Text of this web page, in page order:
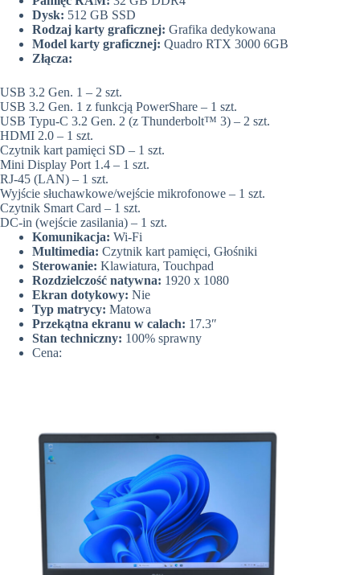
Dysk: 512 GB SSD
Rodzaj karty graficznej: Grafika dedykowana
Model karty graficznej: Quadro RTX 3000 6GB
Złącza:
USB 3.2 Gen. 1 – 2 szt.
USB 3.2 Gen. 1 z funkcją PowerShare – 1 szt.
USB Typu-C 3.2 Gen. 2 (z Thunderbolt™ 3) – 2 szt.
HDMI 2.0 – 1 szt.
Czytnik kart pamięci SD – 1 szt.
Mini Display Port 1.4 – 1 szt.
RJ-45 (LAN) – 1 szt.
Wyjście słuchawkowe/wejście mikrofonowe – 1 szt.
Czytnik Smart Card – 1 szt.
DC-in (wejście zasilania) – 1 szt.
Komunikacja: Wi-Fi
Multimedia: Czytnik kart pamięci, Głośniki
Sterowanie: Klawiatura, Touchpad
Rozdzielczość natywna: 1920 x 1080
Ekran dotykowy: Nie
Typ matrycy: Matowa
Przekątna ekranu w calach: 17.3″
Stan techniczny: 100% sprawny
Cena: